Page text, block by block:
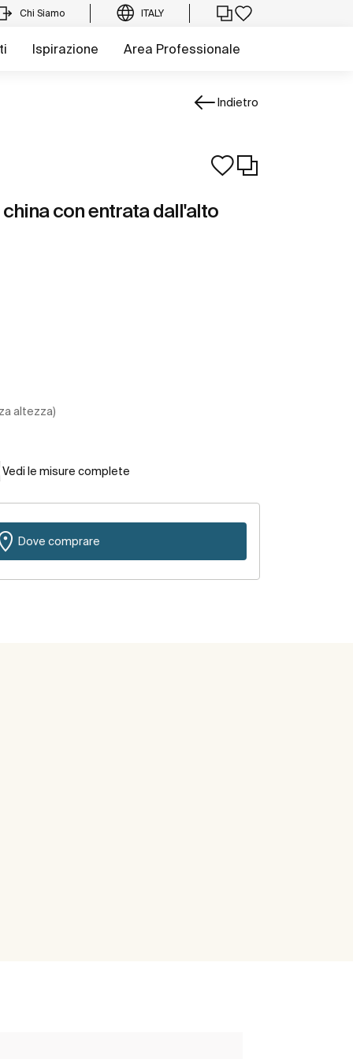
Chi Siamo ITALY
Ispirazione Area Professionale
Indietro
con entrata dall'alto
altezza)
Vedi le misure complete
Dove comprare